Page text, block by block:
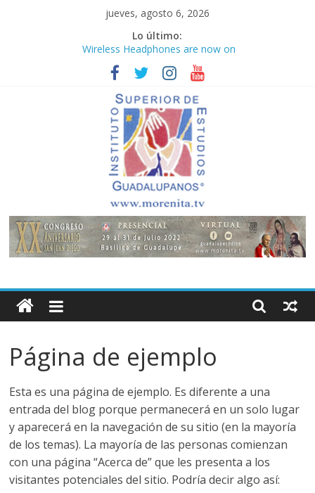
jueves, agosto 6, 2026
Lo último:
Wireless Headphones are now on
Market
Teens use apps to keep secrets?
Congreso
¡Hola mundo!
Fastest plane in the world
Instituto
de
Estudios
Guadalupanos
Otro
sitio
realizado
con
WordPress
Página de ejemplo
Esta es una página de ejemplo. Es diferente a una
entrada del blog porque permanecerá en un solo lugar
y aparecerá en la navegación de su sitio (en la mayoría
de los temas). La mayoría de las personas comienzan
con una página “Acerca de” que les presenta a los
visitantes potenciales del sitio. Podría decir algo así: